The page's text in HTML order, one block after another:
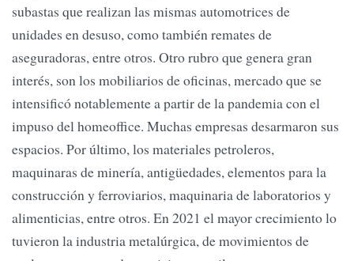
subastas que realizan las mismas automotrices de
unidades en desuso, como también remates de
aseguradoras, entre otros. Otro rubro que genera gran
interés, son los mobiliarios de oficinas, mercado que se
intensificó notablemente a partir de la pandemia con el
impuso del homeoffice. Muchas empresas desarmaron sus
espacios. Por último, los materiales petroleros,
maquinaras de minería, antigüedades, elementos para la
construcción y ferroviarios, maquinaria de laboratorios y
alimenticias, entre otros. En 2021 el mayor crecimiento lo
tuvieron la industria metalúrgica, de movimientos de